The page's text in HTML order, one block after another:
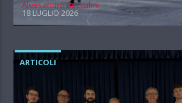
Alessandro Boccalini
18 LUGLIO 2026
ARTICOLI